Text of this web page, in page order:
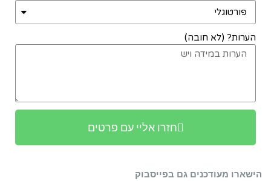
הערות? (לא חובה)
חזרו אליי עם פרטים
הישארו מעודכנים גם בפייסבוק